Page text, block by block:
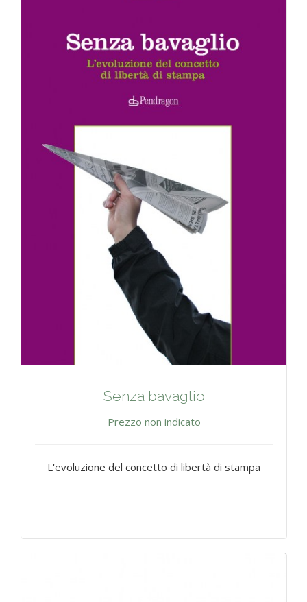
Senza bavaglio
Prezzo non indicato
L'evoluzione del concetto di libertà di stampa